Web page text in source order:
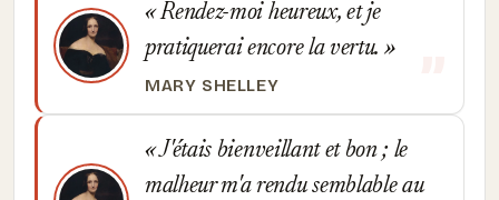
Rendez-moi heureux, et je
pratiquerai encore la vertu.
MARY SHELLEY
J'étais bienveillant et bon ; le
malheur m'a rendu semblable au